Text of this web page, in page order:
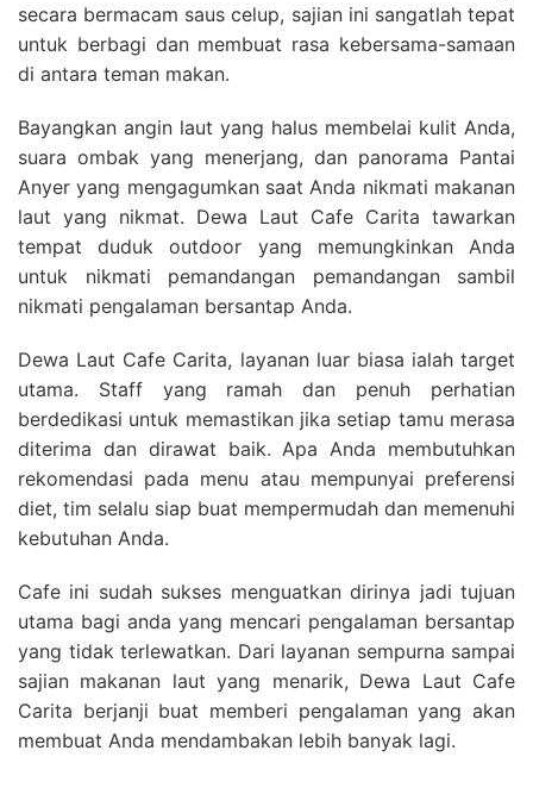
secara bermacam saus celup, sajian ini sangatlah tepat
untuk berbagi dan membuat rasa kebersama-samaan
di antara teman makan.
Bayangkan angin laut yang halus membelai kulit Anda,
suara ombak yang menerjang, dan panorama Pantai
Anyer yang mengagumkan saat Anda nikmati makanan
laut yang nikmat. Dewa Laut Cafe Carita tawarkan
tempat duduk outdoor yang memungkinkan Anda
untuk nikmati pemandangan pemandangan sambil
nikmati pengalaman bersantap Anda.
Dewa Laut Cafe Carita, layanan luar biasa ialah target
utama. Staff yang ramah dan penuh perhatian
berdedikasi untuk memastikan jika setiap tamu merasa
diterima dan dirawat baik. Apa Anda membutuhkan
rekomendasi pada menu atau mempunyai preferensi
diet, tim selalu siap buat mempermudah dan memenuhi
kebutuhan Anda.
Cafe ini sudah sukses menguatkan dirinya jadi tujuan
utama bagi anda yang mencari pengalaman bersantap
yang tidak terlewatkan. Dari layanan sempurna sampai
sajian makanan laut yang menarik, Dewa Laut Cafe
Carita berjanji buat memberi pengalaman yang akan
membuat Anda mendambakan lebih banyak lagi.